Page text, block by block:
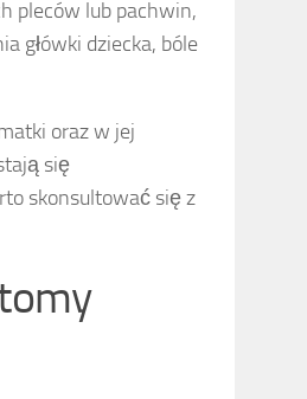
pleców lub pachwin,
główki dziecka, bóle
oraz w jej
się
skonsultować się z